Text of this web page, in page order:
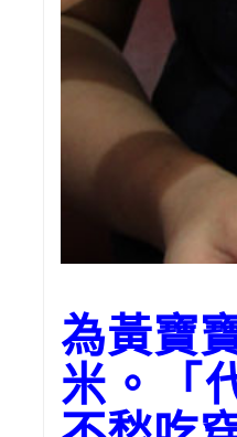
為黃寶
米。「